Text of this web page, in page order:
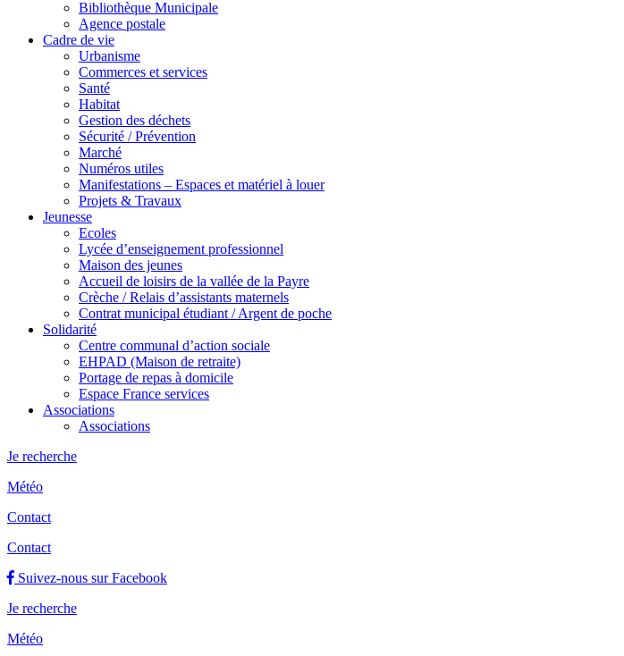
Bibliothèque Municipale
Agence postale
Cadre de vie
Urbanisme
Commerces et services
Santé
Habitat
Gestion des déchets
Sécurité / Prévention
Marché
Numéros utiles
Manifestations – Espaces et matériel à louer
Projets & Travaux
Jeunesse
Ecoles
Lycée d’enseignement professionnel
Maison des jeunes
Accueil de loisirs de la vallée de la Payre
Crèche / Relais d’assistants maternels
Contrat municipal étudiant / Argent de poche
Solidarité
Centre communal d’action sociale
EHPAD (Maison de retraite)
Portage de repas à domicile
Espace France services
Associations
Associations
Je recherche
Météo
Contact
Contact
Suivez-nous sur Facebook
Je recherche
Météo